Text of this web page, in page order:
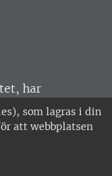
som lagras i din
att webbplatsen
har
är
•
•